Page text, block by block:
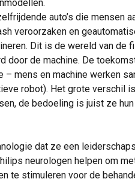
auto’s die mensen
veroorzaken en
Dit is de wereld van de
door de machine. De
mens en machine werken
robot). Het grote verschil
de bedoeling is juist ze
dat ze een
neurologen helpen om
te stimuleren voor de